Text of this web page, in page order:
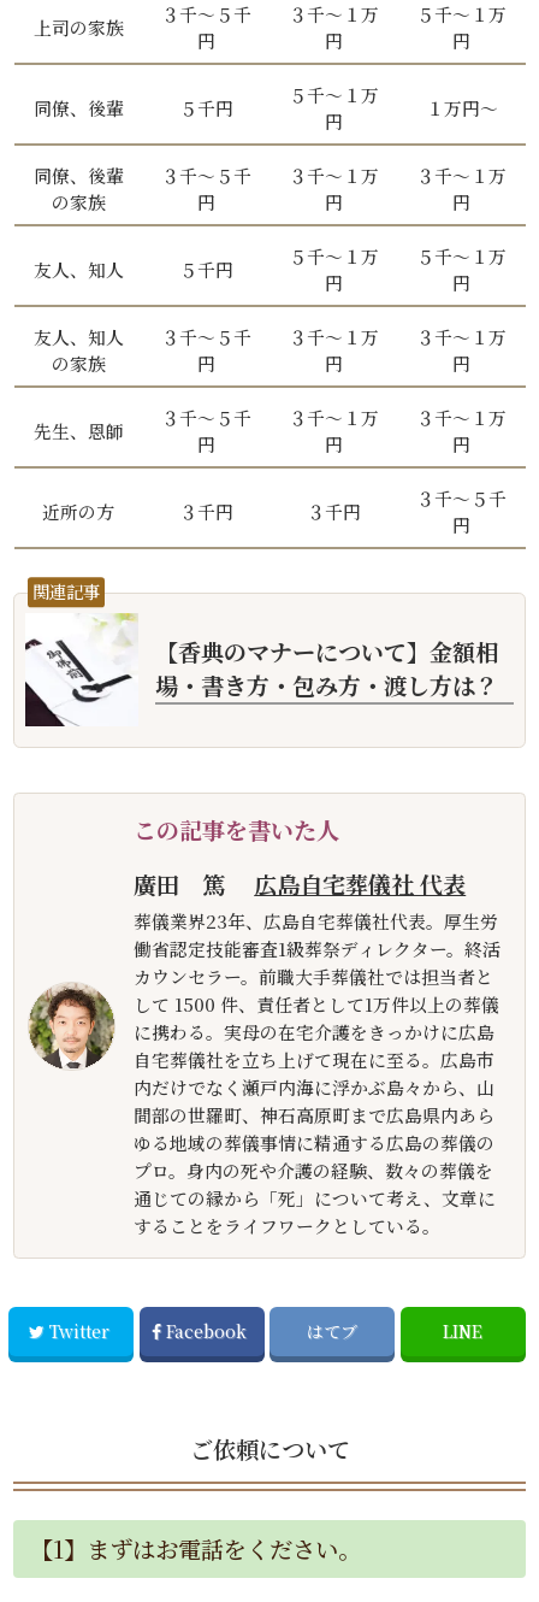
上司の家族
３千〜５千
円
３千〜１万
円
５千〜１万
円
同僚、後輩 ５千円
５千〜１万
円
１万円〜
同僚、後輩
の家族
３千〜５千
円
３千〜１万
円
３千〜１万
円
友人、知人 ５千円
５千〜１万
円
５千〜１万
円
友人、知人
の家族
３千〜５千
円
３千〜１万
円
３千〜１万
円
先生、恩師
３千〜５千
円
３千〜１万
円
３千〜１万
円
近所の方 ３千円 ３千円
３千〜５千
円
関連記事
【香典のマナーについて】金額相
場・書き方・包み方・渡し方は？
この記事を書いた人
廣田 篤 広島自宅葬儀社 代表
葬儀業界23年、広島自宅葬儀社代表。厚生労
働省認定技能審査1級葬祭ディレクター。終活
カウンセラー。前職大手葬儀社では担当者と
して 1500 件、責任者として1万件以上の葬儀
に携わる。実母の在宅介護をきっかけに広島
自宅葬儀社を立ち上げて現在に至る。広島市
内だけでなく瀬戸内海に浮かぶ島々から、山
間部の世羅町、神石高原町まで広島県内あら
ゆる地域の葬儀事情に精通する広島の葬儀の
プロ。身内の死や介護の経験、数々の葬儀を
通じての縁から「死」について考え、文章に
することをライフワークとしている。
Twitter Facebook はてブ LINE
ご依頼について
【1】まずはお電話をください。